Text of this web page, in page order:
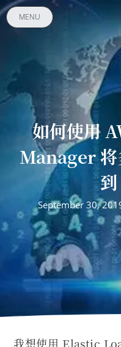
MENU
如何使用
Manager 将
到
September 30,
我想使用 Elastic